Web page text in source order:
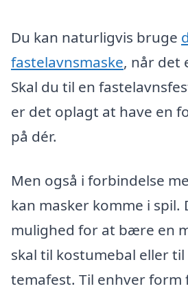
Du kan naturligvis bruge
fastelavnsmaske, når det
Skal du til en
er det oplagt at have en
på dér.
Men også i forbindelse
kan masker komme i spil.
mulighed for at bære en
skal til kostumebal eller
temafest. Til enhver form